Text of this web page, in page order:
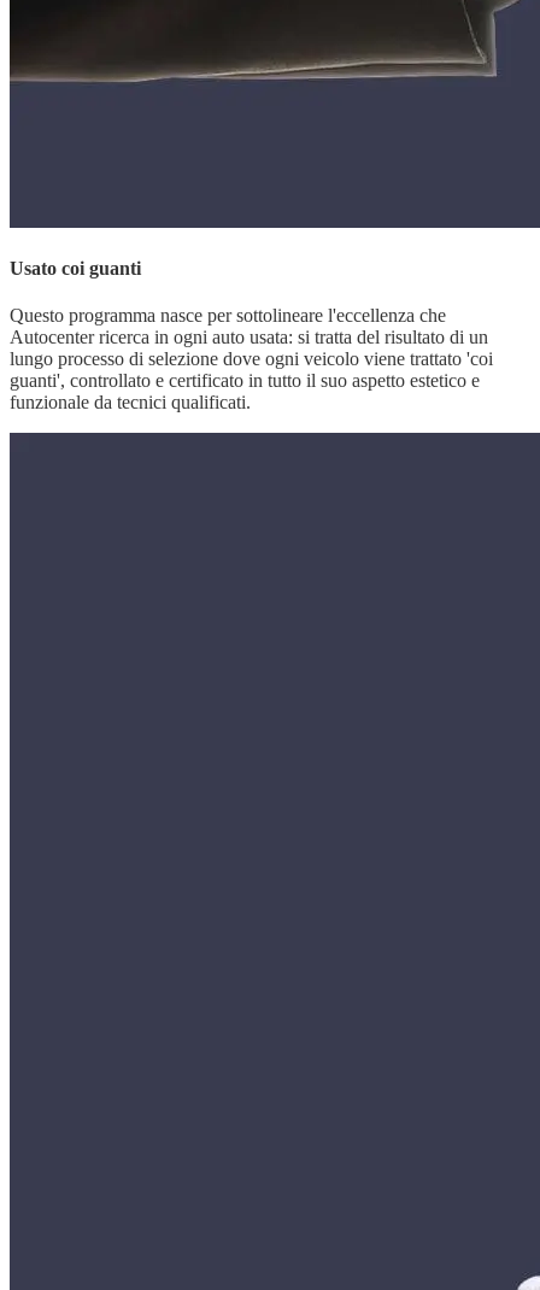
Usato coi guanti
Questo programma nasce per sottolineare l'eccellenza che
Autocenter ricerca in ogni auto usata: si tratta del risultato di un
lungo processo di selezione dove ogni veicolo viene trattato 'coi
guanti', controllato e certificato in tutto il suo aspetto estetico e
funzionale da tecnici qualificati.